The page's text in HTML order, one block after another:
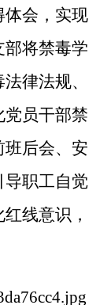
体会，实现
将禁毒学
律法规、
员干部禁
后会、安
导职工自觉
线意识，